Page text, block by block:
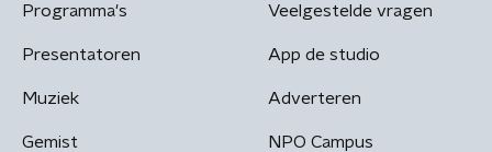
Programma's
Presentatoren
Muziek
Gemist
Veelgestelde vragen
App de studio
Adverteren
NPO Campus